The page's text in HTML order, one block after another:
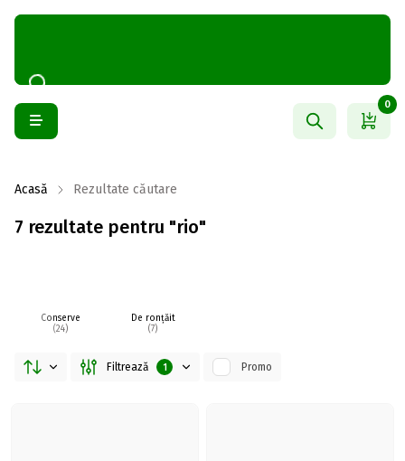
0
Acasă Rezultate căutare
7 rezultate pentru "rio"
Conserve
(24)
De ronțăit
(7)
Filtrează 1 Promo